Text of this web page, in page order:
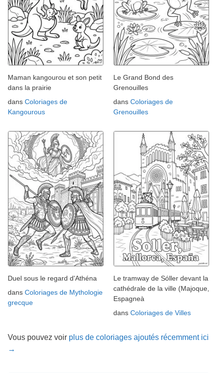
Maman kangourou et son petit
dans la prairie
dans Coloriages de
Kangourous
Le Grand Bond des
Grenouilles
dans Coloriages de
Grenouilles
Duel sous le regard d'Athéna
dans Coloriages de Mythologie
grecque
Le tramway de Sóller devant la
cathédrale de la ville (Majoque,
Espagneà
dans Coloriages de Villes
Vous pouvez voir plus de coloriages ajoutés récemment ici
→